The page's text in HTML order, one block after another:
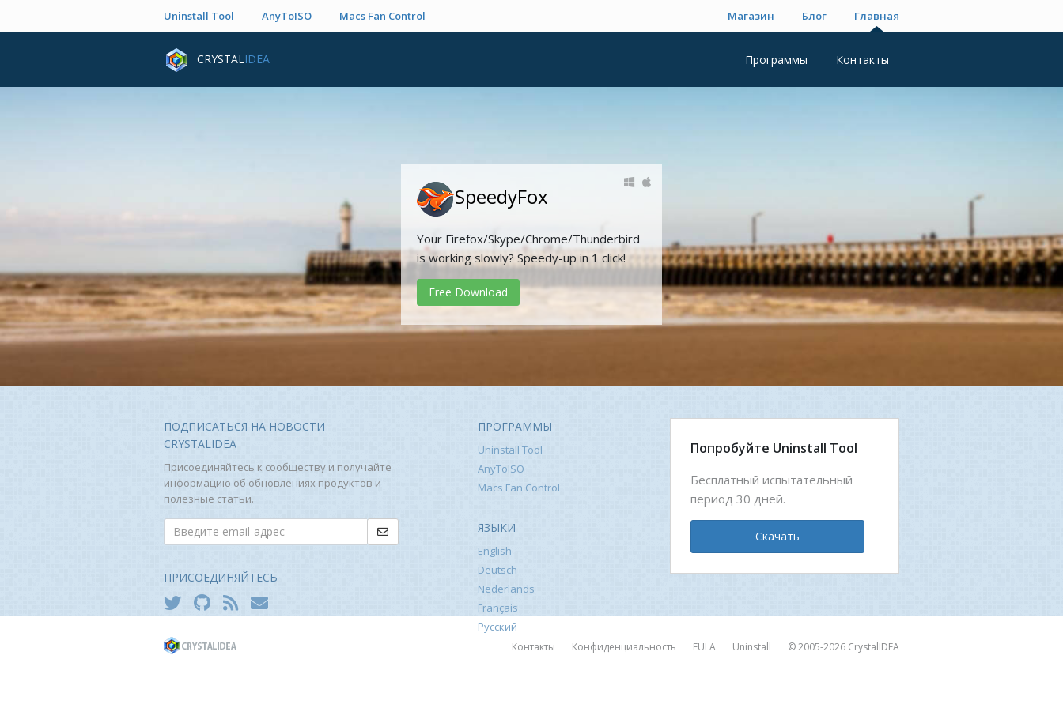
Uninstall Tool AnyToISO Macs Fan Control Магазин Блог Главная
CRYSTALIDEA Программы Контакты
SpeedyFox
Your Firefox/Skype/Chrome/Thunderbird
is working slowly? Speedy-up in 1 click!
Free Download
ПОДПИСАТЬСЯ НА НОВОСТИ
CRYSTALIDEA
Присоединяйтесь к сообществу и получайте
информацию об обновлениях продуктов и
полезные статьи.
ПРИСОЕДИНЯЙТЕСЬ
ПРОГРАММЫ
Uninstall Tool
AnyToISO
Macs Fan Control
ЯЗЫКИ
English
Deutsch
Nederlands
Français
Русский
Попробуйте Uninstall Tool
Бесплатный испытательный
период 30 дней.
Скачать
Контакты Конфиденциальность EULA Uninstall © 2005-2026 CrystalIDEA